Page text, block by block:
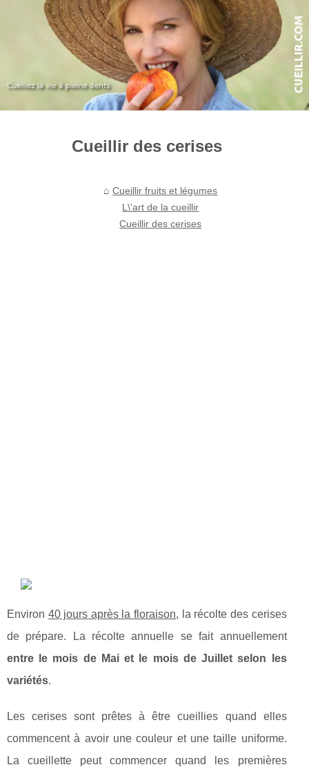
Cueillir des cerises
Cueillir fruits et légumes
L\'art de la cueillir
Cueillir des cerises
Environ 40 jours après la floraison, la récolte des cerises
de prépare. La récolte annuelle se fait annuellement
entre le mois de Mai et le mois de Juillet selon les
variétés.
Les cerises sont prêtes à être cueillies quand elles
commencent à avoir une couleur et une taille uniforme.
La cueillette peut commencer quand les premières